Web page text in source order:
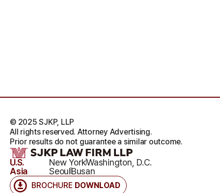
BROCHURE DOWNLOAD
U.S. New YorkWashington, D.C.
Asia
SeoulBusan
© 2025 SJKP, LLP
All rights reserved. Attorney Advertising.
Prior results do not guarantee a similar outcome.